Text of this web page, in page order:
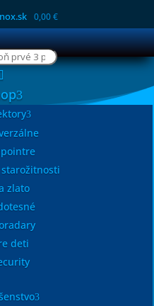
0,00€
zlato
deti
NOKTA. Preosievacie